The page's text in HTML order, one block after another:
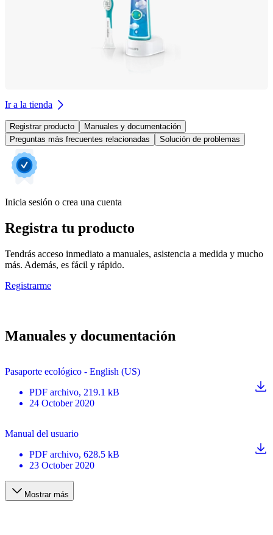
Ir a la tienda
Registrar producto
Manuales y documentación
Preguntas más frecuentes relacionadas
Solución de problemas
Inicia sesión o crea una cuenta
Registra tu producto
Tendrás acceso inmediato a manuales, asistencia a medida y mucho
más. Además, es fácil y rápido.
Registrarme
Manuales y documentación
Pasaporte ecológico - English (US)
PDF archivo, 219.1 kB
24 October 2020
Manual del usuario
PDF archivo, 628.5 kB
23 October 2020
Mostrar más